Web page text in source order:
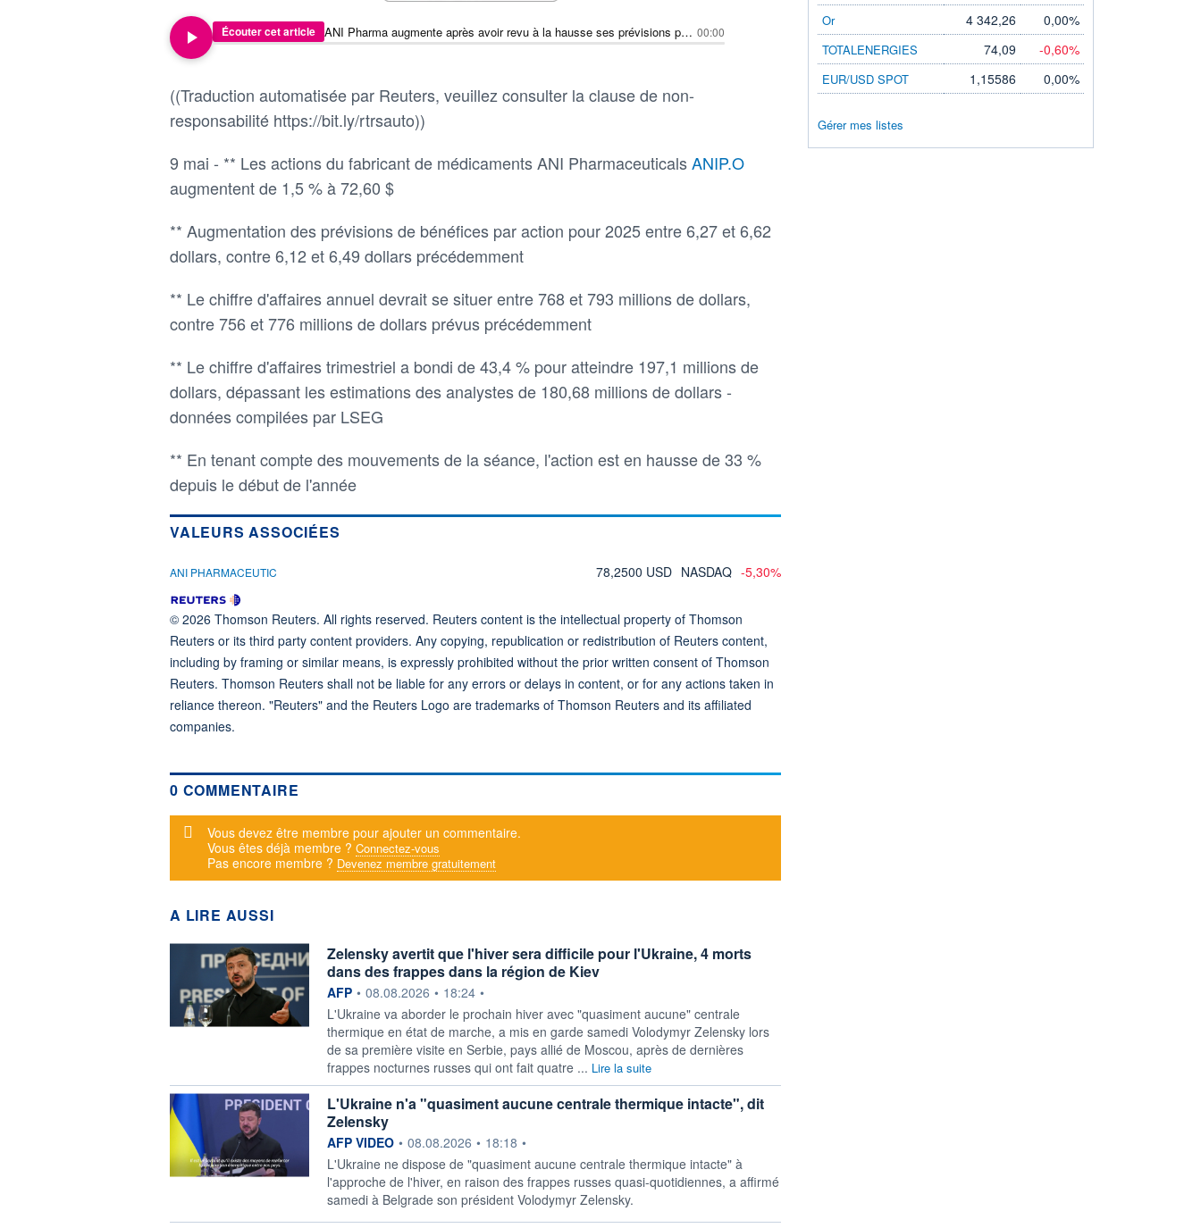
Écouter cet article ANI Pharma augmente après avoir revu à la hausse ses prévisions pour 2025 00:00
((Traduction automatisée par Reuters, veuillez consulter la clause de non-
responsabilité https://bit.ly/rtrsauto))
9 mai - ** Les actions du fabricant de médicaments ANI PharmaceuticalsANIP.O
augmentent de 1,5 % à 72,60 $
** Augmentation des prévisions de bénéfices par action pour 2025 entre 6,27 et 6,62
dollars, contre 6,12 et 6,49 dollars précédemment
** Le chiffre d'affaires annuel devrait se situer entre 768 et 793 millions de dollars,
contre 756 et 776 millions de dollars prévus précédemment
** Le chiffre d'affaires trimestriel a bondi de 43,4 % pour atteindre 197,1 millions de
dollars, dépassant les estimations des analystes de 180,68 millions de dollars -
données compilées par LSEG
** En tenant compte des mouvements de la séance, l'action est en hausse de 33 %
depuis le début de l'année
VALEURS ASSOCIÉES
ANI PHARMACEUTIC 78,2500 USD NASDAQ -5,30%
© 2026 Thomson Reuters. All rights reserved. Reuters content is the intellectual property of Thomson
Reuters or its third party content providers. Any copying, republication or redistribution of Reuters content,
including by framing or similar means, is expressly prohibited without the prior written consent of Thomson
Reuters. Thomson Reuters shall not be liable for any errors or delays in content, or for any actions taken in
reliance thereon. "Reuters" and the Reuters Logo are trademarks of Thomson Reuters and its affiliated
companies.
0 COMMENTAIRE
Message d'alerte
Vous devez être membre pour ajouter un commentaire.
Vous êtes déjà membre ? Connectez-vous
Pas encore membre ? Devenez membre gratuitement
A LIRE AUSSI
Zelensky avertit que l'hiver sera difficile pour l'Ukraine, 4 morts
dans des frappes dans la région de Kiev
information fournie par
AFP • 08.08.2026 • 18:24 •
L'Ukraine va aborder le prochain hiver avec "quasiment aucune" centrale
thermique en état de marche, a mis en garde samedi Volodymyr Zelensky lors
de sa première visite en Serbie, pays allié de Moscou, après de dernières
frappes nocturnes russes qui ont fait quatre ... Lire la suite
L'Ukraine n'a "quasiment aucune centrale thermique intacte", dit
Zelensky
information fournie par
AFP VIDEO • 08.08.2026 • 18:18 •
L'Ukraine ne dispose de "quasiment aucune centrale thermique intacte" à
l'approche de l'hiver, en raison des frappes russes quasi-quotidiennes, a affirmé
samedi à Belgrade son président Volodymyr Zelensky.
Or 4 342,26 0,00%
TOTALENERGIES 74,09 -0,60%
EUR/USD SPOT 1,15586 0,00%
Gérer mes listes